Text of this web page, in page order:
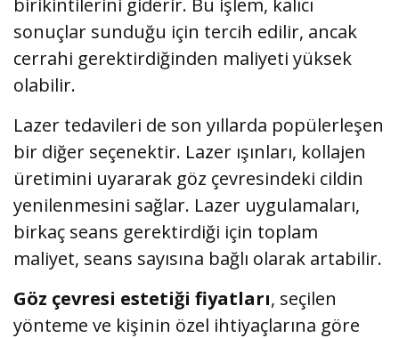
sonuçlar sunduğu için tercih edilir, ancak
cerrahi gerektirdiğinden maliyeti yüksek
olabilir.
Lazer tedavileri de son yıllarda popülerleşen
bir diğer seçenektir. Lazer ışınları, kollajen
üretimini uyararak göz çevresindeki cildin
yenilenmesini sağlar. Lazer uygulamaları,
birkaç seans gerektirdiği için toplam
maliyet, seans sayısına bağlı olarak artabilir.
Göz çevresi estetiği fiyatları, seçilen
yönteme ve kişinin özel ihtiyaçlarına göre